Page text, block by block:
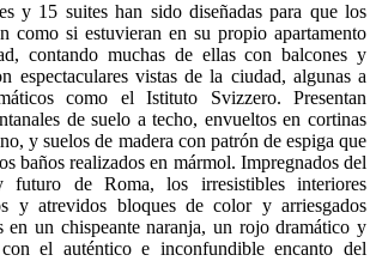
y 15 suites han sido diseñadas para que los
como si estuvieran en su propio apartamento
contando muchas de ellas con balcones y
espectaculares vistas de la ciudad, algunas a
como el Istituto Svizzero. Presentan
de suelo a techo, envueltos en cortinas
y suelos de madera con patrón de espiga que
baños realizados en mármol. Impregnados del
futuro de Roma, los irresistibles interiores
y atrevidos bloques de color y arriesgados
en un chispeante naranja, un rojo dramático y
el auténtico e inconfundible encanto del